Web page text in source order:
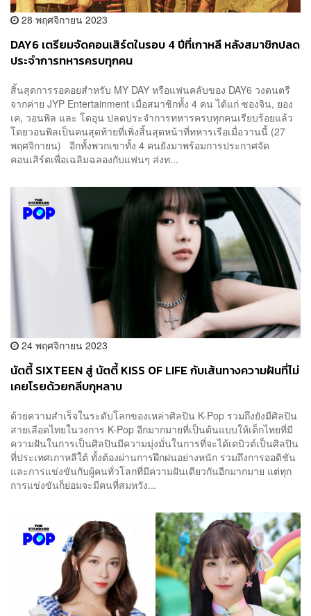
28 พฤศจิกายน 2023
DAY6 เตรียมจัดคอนเสิร์ตในรอบ 4 ปีที่เกาหลี หลังสมาชิกปลด
ประจำการทหารครบทุกคน
สิ้นสุดการรอคอยสำหรับ MY DAY หรือแฟนคลับของ DAY6 วงดนตรี
จากค่าย JYP Entertainment เมื่อสมาชิกทั้ง 4 คน ได้แก่ ซองจิน, ยอง
เค, วอนพิล และ โดอุน ปลดประจำการทหารครบทุกคนเรียบร้อยแล้ว
โดยวอนพิลเป็นคนสุดท้ายที่เพิ่งสิ้นสุดหน้าที่ทหารเรือเมื่อวานนี้ (27
พฤศจิกายน) อีกทั้งพวกเขาทั้ง 4 คนยังมาพร้อมการประกาศจัด
คอนเสิร์ตเพื่อเฉลิมฉลองกับแฟนๆ ส่งท...
24 พฤศจิกายน 2023
นัตตี้ SIXTEEN สู่ นัตตี้ KISS OF LIFE กับเส้นทางความฝันที่ไม่
เคยโรยด้วยกลีบกุหลาบ
ด้วยความสำเร็จในระดับโลกของเหล่าศิลปิน K-Pop รวมถึงยังมีศิลปิน
สายเลือดไทยในวงการ K-Pop อีกมากมายที่เป็นต้นแบบให้เด็กไทยที่มี
ความฝันในการเป็นศิลปินมีความมุ่งมั่นในการที่จะได้เดบิวต์เป็นศิลปิน
ที่ประเทศเกาหลีใต้ ทั้งต้องผ่านการฝึกฝนอย่างหนัก รวมถึงการออดิชัน
และการแข่งขันกับผู้คนทั่วโลกที่มีความฝันเดียวกันอีกมากมาย แต่ทุก
การแข่งขันก็ย่อมจะมีคนที่สมหวัง...